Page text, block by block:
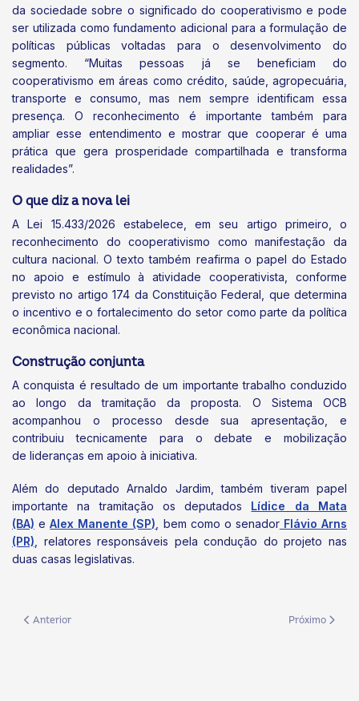
da sociedade sobre o significado do cooperativismo e pode
ser utilizada como fundamento adicional para a formulação de
políticas públicas voltadas para o desenvolvimento do
segmento. “Muitas pessoas já se beneficiam do
cooperativismo em áreas como crédito, saúde, agropecuária,
transporte e consumo, mas nem sempre identificam essa
presença. O reconhecimento é importante também para
ampliar esse entendimento e mostrar que cooperar é uma
prática que gera prosperidade compartilhada e transforma
realidades”.
O que diz a nova lei
A Lei 15.433/2026 estabelece, em seu artigo primeiro, o
reconhecimento do cooperativismo como manifestação da
cultura nacional. O texto também reafirma o papel do Estado
no apoio e estímulo à atividade cooperativista, conforme
previsto no artigo 174 da Constituição Federal, que determina
o incentivo e o fortalecimento do setor como parte da política
econômica nacional.
Construção conjunta
A conquista é resultado de um importante trabalho conduzido
ao longo da tramitação da proposta. O Sistema OCB
acompanhou o processo desde sua apresentação, e
contribuiu tecnicamente para o debate e mobilização
de lideranças em apoio à iniciativa.
Além do deputado Arnaldo Jardim, também tiveram papel
importante na tramitação os deputados Lídice da Mata
(BA) eAlex Manente (SP) , bem como o senadorFlávio Arns
(PR) , relatores responsáveis pela condução do projeto nas
duas casas legislativas.
Artigo anterior: Presidente do Sistema OCB/MS acompanha ampliação
Anterior Próximo
Próximo